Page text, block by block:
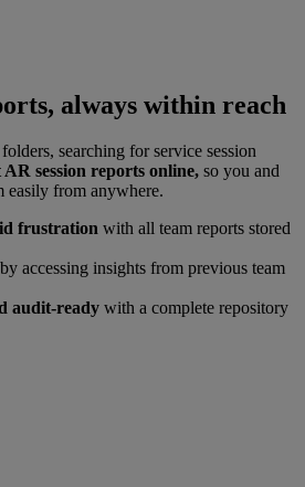
always within reach
searching for service session
AR session reports online, so you and
easily from anywhere.
frustration with all team reports stored
by accessing insights from previous team
audit-ready with a complete repository